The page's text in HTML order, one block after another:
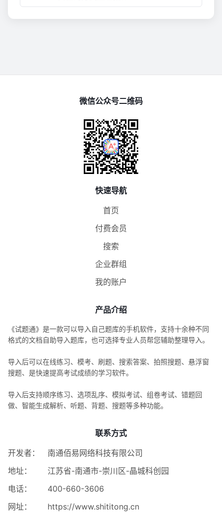
微信公众号二维码
快速导航
首页
付费会员
搜索
企业群组
我的账户
产品介绍
《试题通》是一款可以导入自己题库的手机软件，支持十余种不同
格式的文档自助导入题库，也可选择专业人员帮您辅助整理导入。
导入后可以在线练习、模考、刷题、搜索答案、拍照搜题、悬浮窗
搜题、是快速提高考试成绩的学习软件。
导入后支持顺序练习、选项乱序、模拟考试、组卷考试、错题回
做、智能生成解析、听题、背题、搜题等多种功能。
联系方式
开发者：
南通佰易网络科技有限公司
地址：
江苏省-南通市-崇川区-晶城科创园
电话：
400-660-3606
网址：
https://www.shititong.cn